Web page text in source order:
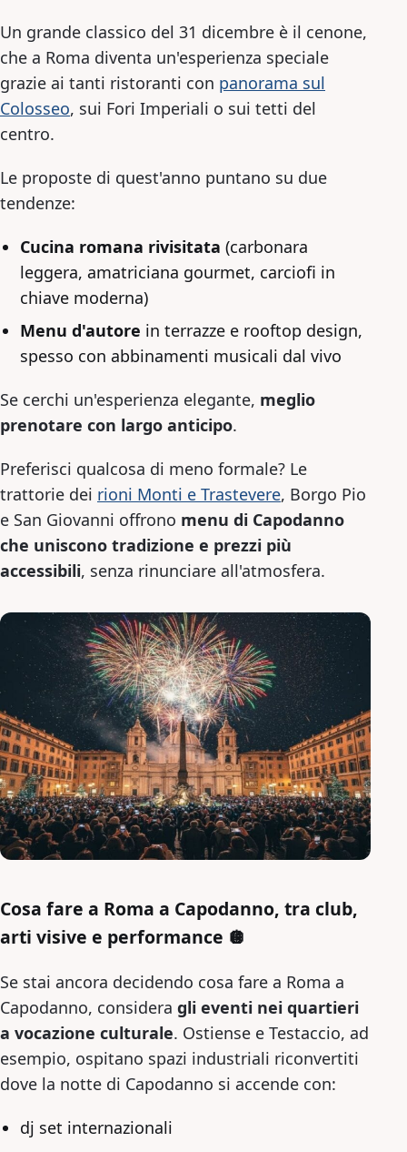
Un grande classico del 31 dicembre è il cenone,
che a Roma diventa un'esperienza speciale
grazie ai tanti ristoranti con panorama sul
Colosseo, sui Fori Imperiali o sui tetti del
centro.
Le proposte di quest'anno puntano su due
tendenze:
Cucina romana rivisitata (carbonara
leggera, amatriciana gourmet, carciofi in
chiave moderna)
Menu d'autore in terrazze e rooftop design,
spesso con abbinamenti musicali dal vivo
Se cerchi un'esperienza elegante, meglio
prenotare con largo anticipo.
Preferisci qualcosa di meno formale? Le
trattorie dei rioni Monti e Trastevere, Borgo Pio
e San Giovanni offrono menu di Capodanno
che uniscono tradizione e prezzi più
accessibili, senza rinunciare all'atmosfera.
Cosa fare a Roma a Capodanno, tra club,
arti visive e performance 🪩
Se stai ancora decidendo cosa fare a Roma a
Capodanno, considera gli eventi nei quartieri
a vocazione culturale. Ostiense e Testaccio, ad
esempio, ospitano spazi industriali riconvertiti
dove la notte di Capodanno si accende con:
dj set internazionali